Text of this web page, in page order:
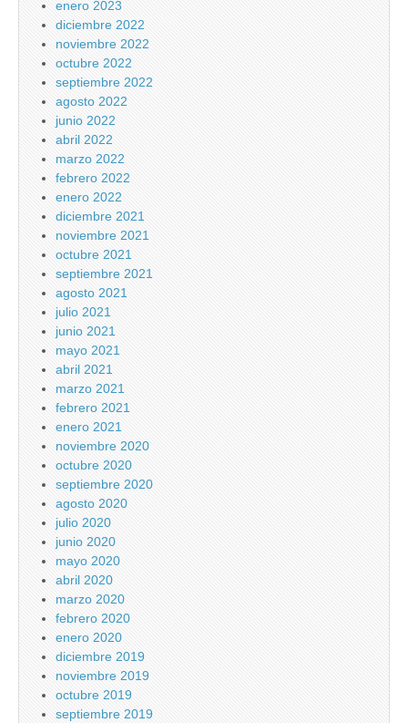
enero 2023
diciembre 2022
noviembre 2022
octubre 2022
septiembre 2022
agosto 2022
junio 2022
abril 2022
marzo 2022
febrero 2022
enero 2022
diciembre 2021
noviembre 2021
octubre 2021
septiembre 2021
agosto 2021
julio 2021
junio 2021
mayo 2021
abril 2021
marzo 2021
febrero 2021
enero 2021
noviembre 2020
octubre 2020
septiembre 2020
agosto 2020
julio 2020
junio 2020
mayo 2020
abril 2020
marzo 2020
febrero 2020
enero 2020
diciembre 2019
noviembre 2019
octubre 2019
septiembre 2019